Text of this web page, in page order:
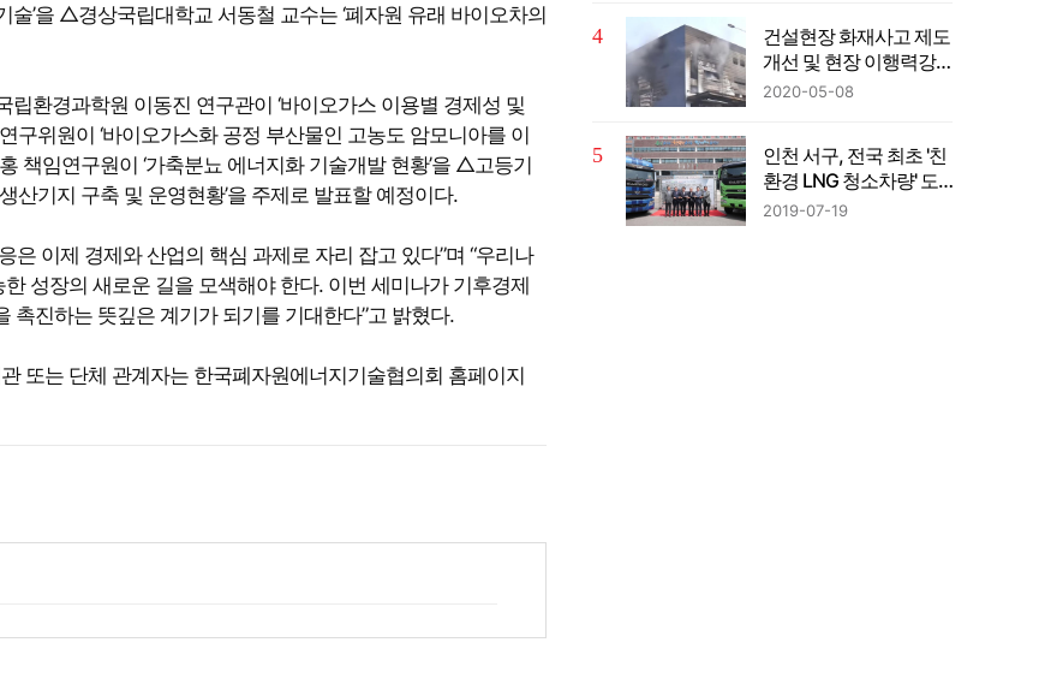
’을 △경상국립대학교 서동철 교수는 ‘폐자원 유래 바이오차의
환경과학원 이동진 연구관이 ‘바이오가스 이용별 경제성 및
위원이 ‘바이오가스화 공정 부산물인 고농도 암모니아를 이
책임연구원이 ‘가축분뇨 에너지화 기술개발 현황’을 △고등기
산기지 구축 및 운영현황’을 주제로 발표할 예정이다.
이제 경제와 산업의 핵심 과제로 자리 잡고 있다”며 “우리나
성장의 새로운 길을 모색해야 한다. 이번 세미나가 기후경제
진하는 뜻깊은 계기가 되기를 기대한다”고 밝혔다.
또는 단체 관계자는 한국폐자원에너지기술협의회 홈페이지
건설현장 화재사고 제도
개선 및 현장 이행력강
화 방안 마련
2020-05-08
인천 서구, 전국 최초 '친
환경 LNG 청소차량' 도
입
2019-07-19